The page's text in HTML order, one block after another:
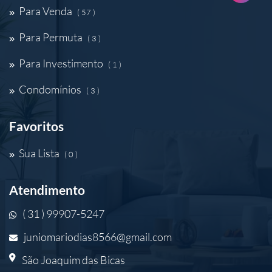
Para Venda ( 57 )
Para Permuta ( 3 )
Para Investimento ( 1 )
Condomínios ( 3 )
Favoritos
Sua Lista ( 0 )
Atendimento
( 31 ) 99907-5247
juniomariodias8566@gmail.com
São Joaquim das Bicas